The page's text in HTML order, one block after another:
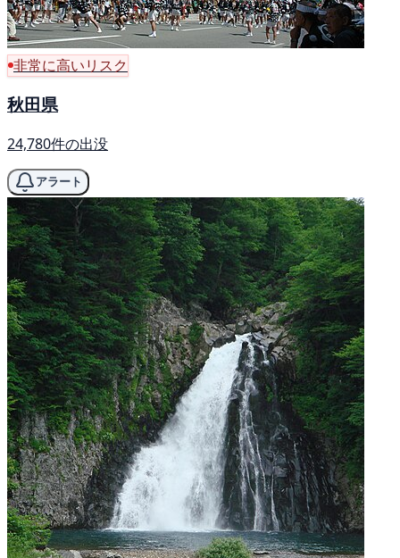
非常に高いリスク
秋田県
24,780件の出没
アラート